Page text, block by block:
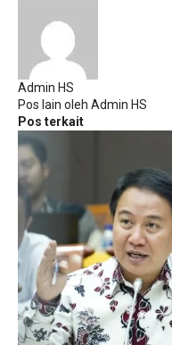
Admin HS
Pos lain oleh Admin HS
Pos terkait